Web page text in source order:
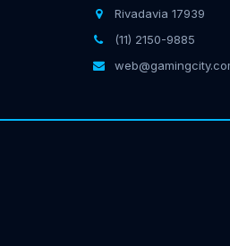
Rivadavia 17939
(11) 2150-9885